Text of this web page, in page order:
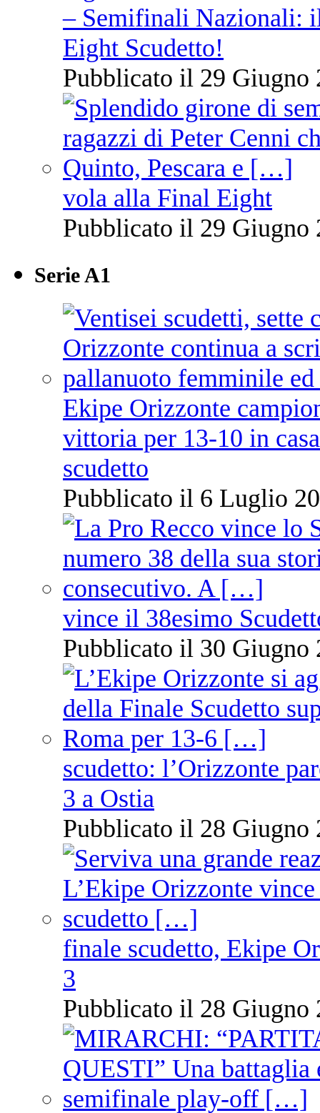
– Semifinali Nazionali:
Eight Scudetto!
Pubblicato il 29 Giugno
vola alla Final Eight
Pubblicato il 29 Giugno
Serie A1
Ekipe Orizzonte
vittoria per 13-10 in
scudetto
Pubblicato il 6 Luglio
vince il 38esimo
Pubblicato il 30 Giugno
scudetto: l’Orizzonte
3 a Ostia
Pubblicato il 28 Giugno
finale scudetto, Ekipe
3
Pubblicato il 28 Giugno